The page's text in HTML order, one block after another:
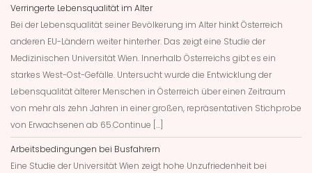
Verringerte Lebensqualität im Alter
Bei der Lebensqualität seiner Bevölkerung im Alter hinkt Österreich
anderen EU-Ländern weiter hinterher. Das zeigt eine Studie der
Medizinischen Universität Wien. Innerhalb Österreichs gibt es ein
starkes West-Ost-Gefälle. Untersucht wurde die Entwicklung der
Lebensqualität älterer Menschen in Österreich über einen Zeitraum
von mehr als zehn Jahren in einer großen, repräsentativen Stichprobe
von Erwachsenen ab 65.Continue […]
Arbeitsbedingungen bei Busfahrern
Eine Studie der Universität Wien zeigt hohe Unzufriedenheit bei